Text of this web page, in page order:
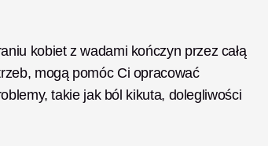
kobiet z wadami kończyn przez całą
mogą pomóc Ci opracować
takie jak ból kikuta, dolegliwości